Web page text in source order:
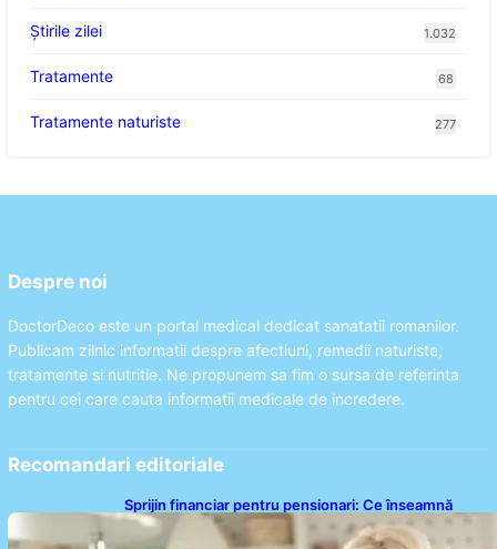
Știrile zilei 1.032
Tratamente 68
Tratamente naturiste 277
Despre noi
DoctorDeco este un portal medical dedicat sanatatii romanilor.
Publicam zilnic informatii despre afectiuni, remedii naturiste,
tratamente si nutritie. Ne propunem sa fim o sursa de referinta
pentru cei care cauta informatii medicale de incredere.
Recomandari editoriale
Sprijin financiar pentru pensionari: Ce înseamnă
ajutoarele de până la 500 de lei în 2026